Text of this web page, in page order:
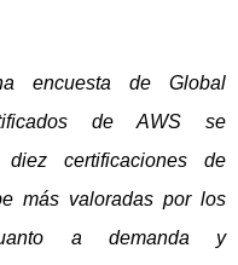
encuesta de Global
de AWS se
certificaciones de
más valoradas por los
a demanda y